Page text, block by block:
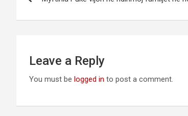
Leave a Reply
You must be logged in to post a comment.